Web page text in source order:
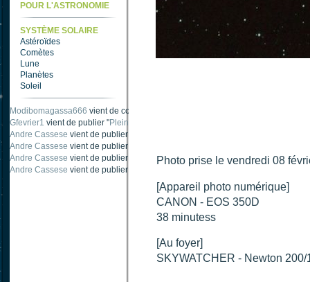
POUR L'ASTRONOMIE
SYSTÈME SOLAIRE
Astéroïdes
Comètes
Lune
Planètes
Soleil
Modibomagassa666 vient de commenter "
Gfevrier1 vient de publier "Pleine Lune - 9 Aout 205
Andre Cassese vient de publier "
Andre Cassese vient de publier "
Andre Cassese vient de publier "
taches solaires et zone active halpha 27 juin
Andre Cassese vient de publier "
Photo prise le vendredi 08
[Appareil photo numérique]
CANON - EOS 350D
38 minutess
[Au foyer]
SKYWATCHER - Newton 200/